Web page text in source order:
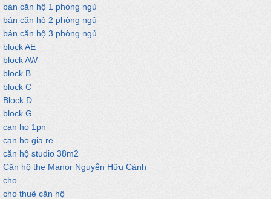
bán căn hộ 1 phòng ngủ
bán căn hộ 2 phòng ngủ
bán căn hộ 3 phòng ngủ
block AE
block AW
block B
block C
Block D
block G
can ho 1pn
can ho gia re
căn hộ studio 38m2
Căn hộ the Manor Nguyễn Hữu Cảnh
cho
cho thuê căn hộ